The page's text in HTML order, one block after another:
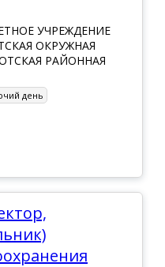
УЧРЕЖДЕНИЕ
ОКРУЖНАЯ
РАЙОННАЯ
день